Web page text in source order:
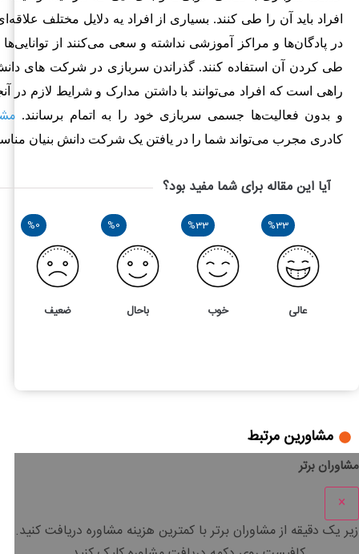
افراد باید آن را طی کنند. بسیاری از افراد یه دلایل مختلف
در پادگان‌ها و مراکز آموزشی نداشته و سعی می‌کنند از
طی کردن آن استفاده کنند. گذراندن سربازی در شرکت‌ های دانش
راهی است که افراد می‌توانند با داشتن مدارک و شرایط لازم در
و بدون فعالیت‌ها جسمی سربازی خود را به اتمام برسانند.
کادری مجرب می‌تواند شما را در یافتن یک شرکت دانش بنیان
آیا این مقاله برای شما مفید بود؟
%33
عالی
%33
خوب
%0
باحال
%0
ضعیف
مشاورین مرتبط
مشاوران برتر
×
زیر یک دقیقه از مشاوران برتر باکمترین هزینه مشاوره دریافت کنید.